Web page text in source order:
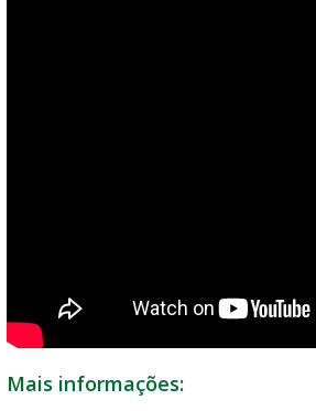
Mais informações: